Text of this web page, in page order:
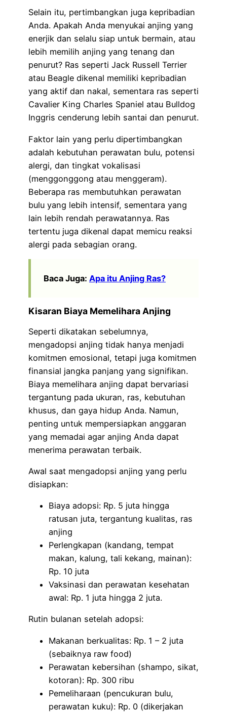
Selain itu, pertimbangkan juga kepribadian
Anda. Apakah Anda menyukai anjing yang
enerjik dan selalu siap untuk bermain, atau
lebih memilih anjing yang tenang dan
penurut? Ras seperti Jack Russell Terrier
atau Beagle dikenal memiliki kepribadian
yang aktif dan nakal, sementara ras seperti
Cavalier King Charles Spaniel atau Bulldog
Inggris cenderung lebih santai dan penurut.
Faktor lain yang perlu dipertimbangkan
adalah kebutuhan perawatan bulu, potensi
alergi, dan tingkat vokalisasi
(menggonggong atau menggeram).
Beberapa ras membutuhkan perawatan
bulu yang lebih intensif, sementara yang
lain lebih rendah perawatannya. Ras
tertentu juga dikenal dapat memicu reaksi
alergi pada sebagian orang.
Baca Juga: Apa itu Anjing Ras?
Kisaran Biaya Memelihara Anjing
Seperti dikatakan sebelumnya,
mengadopsi anjing tidak hanya menjadi
komitmen emosional, tetapi juga komitmen
finansial jangka panjang yang signifikan.
Biaya memelihara anjing dapat bervariasi
tergantung pada ukuran, ras, kebutuhan
khusus, dan gaya hidup Anda. Namun,
penting untuk mempersiapkan anggaran
yang memadai agar anjing Anda dapat
menerima perawatan terbaik.
Awal saat mengadopsi anjing yang perlu
disiapkan:
Biaya adopsi: Rp. 5 juta hingga
ratusan juta, tergantung kualitas, ras
anjing
Perlengkapan (kandang, tempat
makan, kalung, tali kekang, mainan):
Rp. 10 juta
Vaksinasi dan perawatan kesehatan
awal: Rp. 1 juta hingga 2 juta.
Rutin bulanan setelah adopsi:
Makanan berkualitas: Rp. 1 – 2 juta
(sebaiknya raw food)
Perawatan kebersihan (shampo, sikat,
kotoran): Rp. 300 ribu
Pemeliharaan (pencukuran bulu,
perawatan kuku): Rp. 0 (dikerjakan